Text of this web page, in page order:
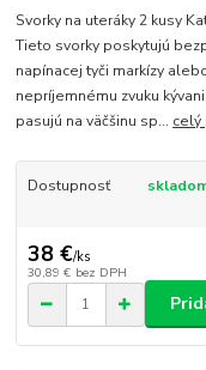
Svorky na uteráky 2 kusy
Tieto svorky poskytujú
napínacej tyči markízy
nepríjemnému zvuku
pasujú na väčšinu sp... celý
Dostupnosť
38 €/ks
30,89 € bez DPH